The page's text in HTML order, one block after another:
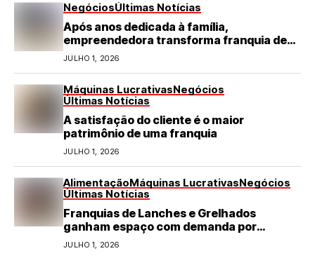
NegóciosÚltimas Notícias
Após anos dedicada à família,
empreendedora transforma franquia de
turismo em negócio de destaque no RN
JULHO 1, 2026
Máquinas LucrativasNegócios
Últimas Notícias
A satisfação do cliente é o maior
patrimônio de uma franquia
JULHO 1, 2026
AlimentaçãoMáquinas LucrativasNegócios
Últimas Notícias
Franquias de Lanches e Grelhados
ganham espaço com demanda por
refeições rápidas e de qualidade
JULHO 1, 2026